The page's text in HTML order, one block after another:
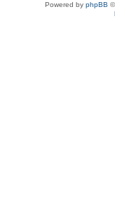
Powered by phpBB